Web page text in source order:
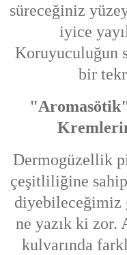
süreceğiniz
iyice
Koruyuculuğun
bir
Dermogüzellik
çeşitliliğine sahip
diyebileceğimiz
ne yazık ki zor.
kulvarında